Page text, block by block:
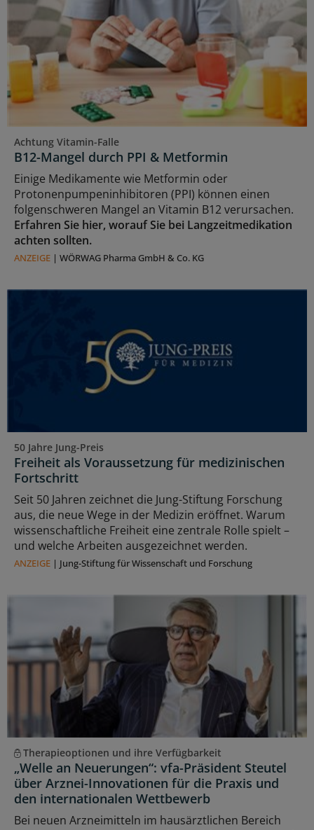
Achtung Vitamin-Falle
B12-Mangel durch PPI & Metformin
Einige Medikamente wie Metformin oder
Protonenpumpeninhibitoren (PPI) können einen
folgenschweren Mangel an Vitamin B12 verursachen.
Erfahren Sie hier, worauf Sie bei Langzeitmedikation
achten sollten.
ANZEIGE | WÖRWAG Pharma GmbH & Co. KG
50 Jahre Jung-Preis
Freiheit als Voraussetzung für medizinischen
Fortschritt
Seit 50 Jahren zeichnet die Jung-Stiftung Forschung
aus, die neue Wege in der Medizin eröffnet. Warum
wissenschaftliche Freiheit eine zentrale Rolle spielt –
und welche Arbeiten ausgezeichnet werden.
ANZEIGE | Jung-Stiftung für Wissenschaft und Forschung
Therapieoptionen und ihre Verfügbarkeit
„Welle an Neuerungen“: vfa-Präsident Steutel
über Arznei-Innovationen für die Praxis und
den internationalen Wettbewerb
Bei neuen Arzneimitteln im hausärztlichen Bereich